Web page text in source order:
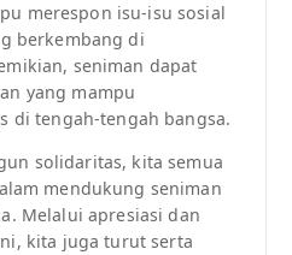
merespon isu-isu sosial
berkembang di
seniman dapat
yang mampu
di tengah-tengah bangsa.
solidaritas, kita semua
mendukung seniman
Melalui apresiasi dan
kita juga turut serta